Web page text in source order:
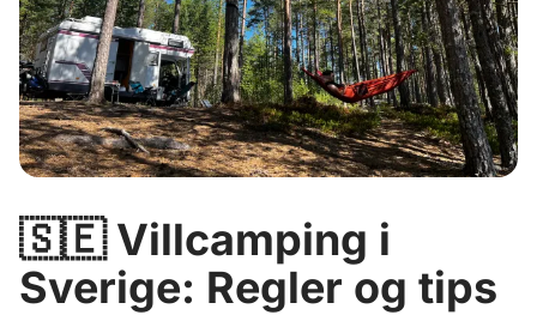
🇸🇪 Villcamping i
Sverige: Regler og tips